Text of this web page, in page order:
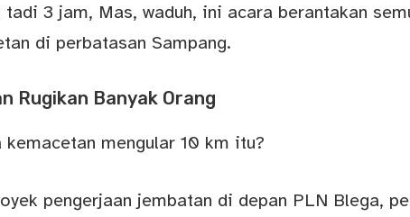
tadi 3 jam, Mas, waduh, ini acara berantakan
di perbatasan Sampang.
Rugikan Banyak Orang
kemacetan mengular 10 km itu?
pengerjaan jembatan di depan PLN Blega,